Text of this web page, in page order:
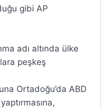
gibi AP
adı altında ülke
peşkeş
Ortadoğu’da ABD